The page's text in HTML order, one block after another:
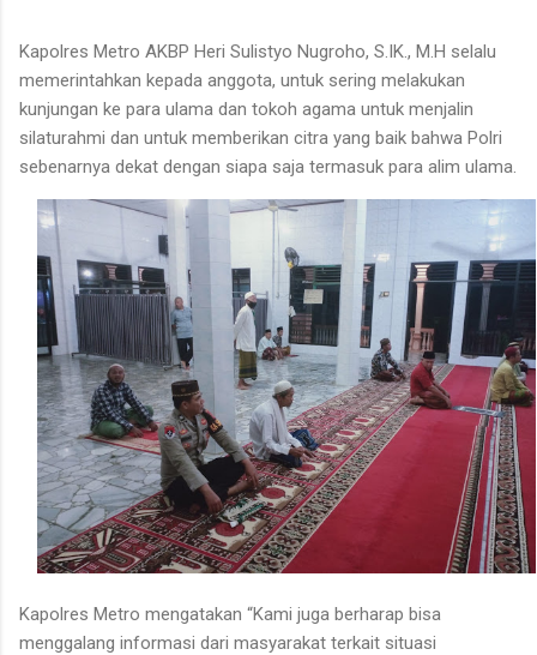
Kapolres Metro AKBP Heri Sulistyo Nugroho, S.IK., M.H selalu
memerintahkan kepada anggota, untuk sering melakukan
kunjungan ke para ulama dan tokoh agama untuk menjalin
silaturahmi dan untuk memberikan citra yang baik bahwa Polri
sebenarnya dekat dengan siapa saja termasuk para alim ulama.
Kapolres Metro mengatakan “Kami juga berharap bisa
menggalang informasi dari masyarakat terkait situasi